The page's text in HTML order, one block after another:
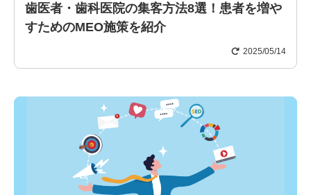
歯医者・歯科医院の集客方法8選！患者を増や
すためのMEO施策を紹介
2025/05/14